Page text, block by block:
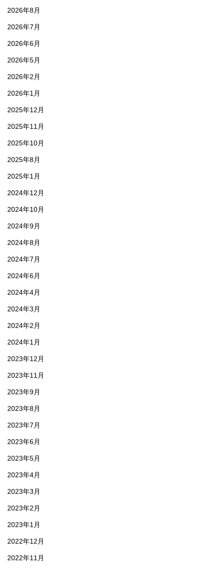
2026年8月
2026年7月
2026年6月
2026年5月
2026年2月
2026年1月
2025年12月
2025年11月
2025年10月
2025年8月
2025年1月
2024年12月
2024年10月
2024年9月
2024年8月
2024年7月
2024年6月
2024年4月
2024年3月
2024年2月
2024年1月
2023年12月
2023年11月
2023年9月
2023年8月
2023年7月
2023年6月
2023年5月
2023年4月
2023年3月
2023年2月
2023年1月
2022年12月
2022年11月